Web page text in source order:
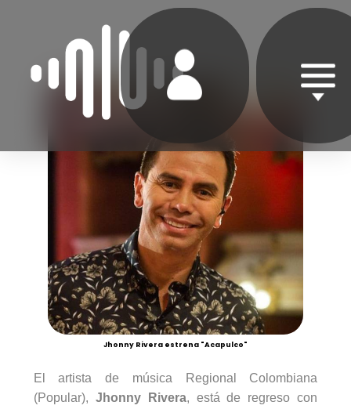
Jhonny Rivera estrena "Acapulco"
El artista de música Regional Colombiana
(Popular), JhonnyRivera, está de regreso con